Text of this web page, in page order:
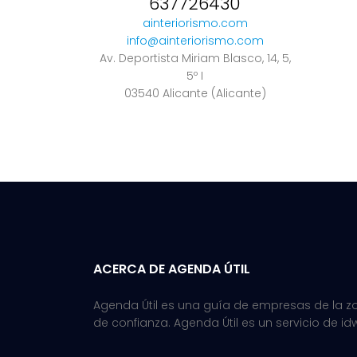
ainteriorismo.com
info@ainteriorismo.com
Av. Deportista Miriam Blasco, 14, 5,
5º I
03540 Alicante (Alicante)
ACERCA DE AGENDA ÚTIL
Agenda Útil es una guía de empresas de la
de confianza. Agenda Útil es un servicio de